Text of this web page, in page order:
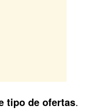
tipo de ofertas.